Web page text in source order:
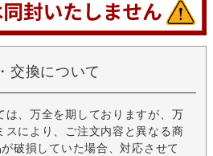
交換について
は、万全を期しておりますが、万
スにより、ご注文内容と異なる商
破損していた場合、対応させて